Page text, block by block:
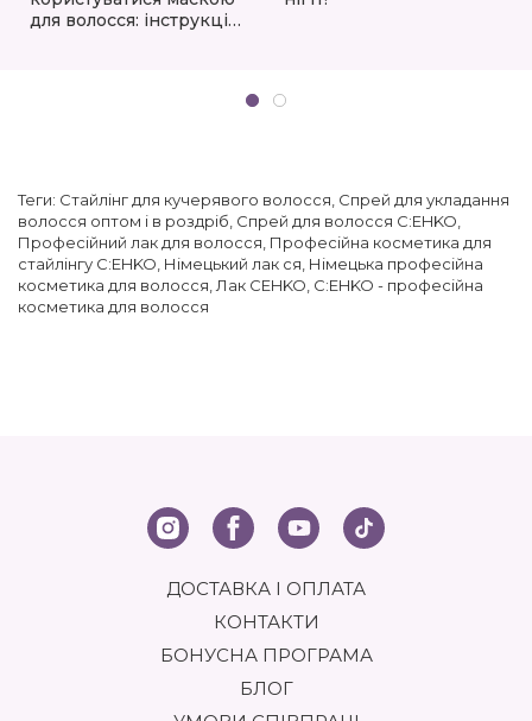
для волосся: інструкція,
Теги: Стайлінг для кучерявого волосся Спрей для укладання
волосся оптом і в роздріб Спрей для волосся C:EHKO
Професійний лак для волосся Професійна косметика для
стайлінгу C:EHKO Німецький лак ся Німецька професійна
косметика для волосся Лак CEHKO C:EHKO - професійна
косметика для волосся
ДОСТАВКА І ОПЛАТА
КОНТАКТИ
БОНУСНА ПРОГРАМА
БЛОГ